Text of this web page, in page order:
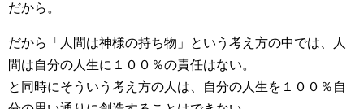
だから。
だから「人間は神様の持ち物」という考え方の中では、人
間は自分の人生に１００％の責任はない。
と同時にそういう考え方の人は、自分の人生を１００％自